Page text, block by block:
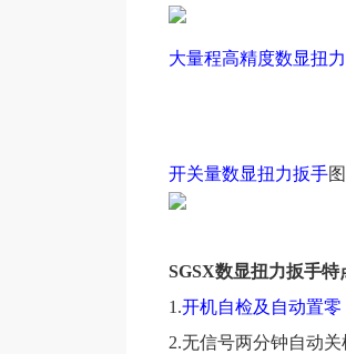
大量程高精度数显扭
开关量数显扭力扳手
SGSX数显扭力扳手特
1.开机自检及自动置
2.无信号两分钟自动